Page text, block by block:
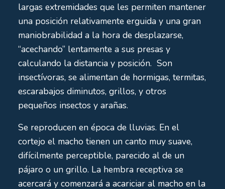
largas extremidades que les permiten mantener
una posición relativamente erguida y una gran
maniobrabilidad a la hora de desplazarse,
“acechando” lentamente a sus presas y
calculando la distancia y posición. Son
insectívoras, se alimentan de hormigas, termitas,
escarabajos diminutos, grillos, y otros
pequeños insectos y arañas.
Se reproducen en época de lluvias. En el
cortejo el macho tienen un canto muy suave,
difícilmente perceptible, parecido al de un
pájaro o un grillo. La hembra receptiva se
acercará y comenzará a acariciar al macho en la